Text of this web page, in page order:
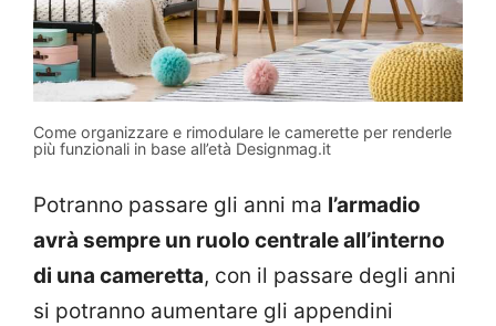
Come organizzare e rimodulare le camerette per renderle
più funzionali in base all’età Designmag.it
Potranno passare gli anni ma l’armadio
avrà sempre un ruolo centrale all’interno
di una cameretta, con il passare degli anni
si potranno aumentare gli appendini